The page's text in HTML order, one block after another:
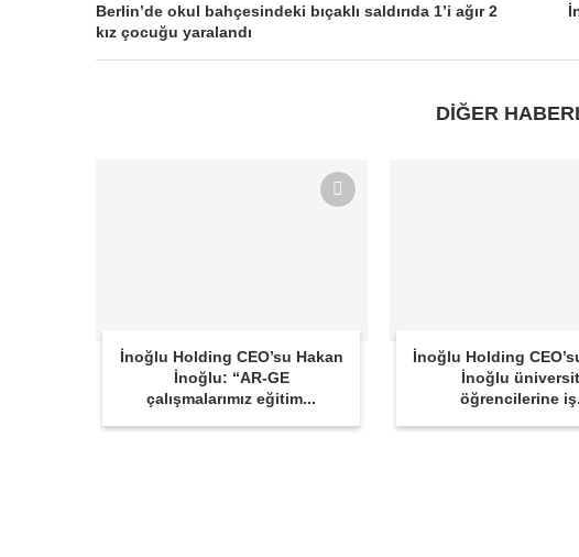
Berlin’de okul bahçesindeki bıçaklı saldırıda 1’i ağır 2
kız çocuğu yaralandı
DİĞER
İnoğlu Holding CEO’su Hakan
İnoğlu: “AR-GE
çalışmalarımız eğitim...
İnoğlu Holding
İnoğlu
öğrencilerine